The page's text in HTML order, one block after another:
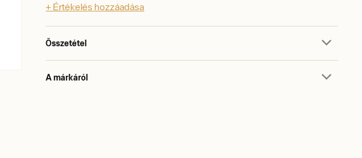
+ Értékelés hozzáadása
Összetétel
A márkáról